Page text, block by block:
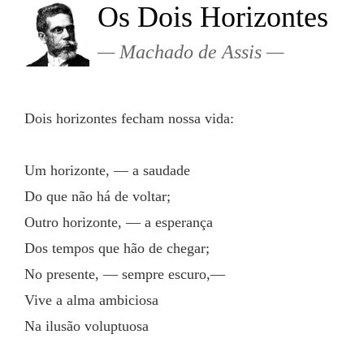
Os Dois Horizontes
Machado de Assis
Dois horizontes fecham nossa vida:
Um horizonte, — a saudade
Do que não há de voltar;
Outro horizonte, — a esperança
Dos tempos que hão de chegar;
No presente, — sempre escuro,—
Vive a alma ambiciosa
Na ilusão voluptuosa